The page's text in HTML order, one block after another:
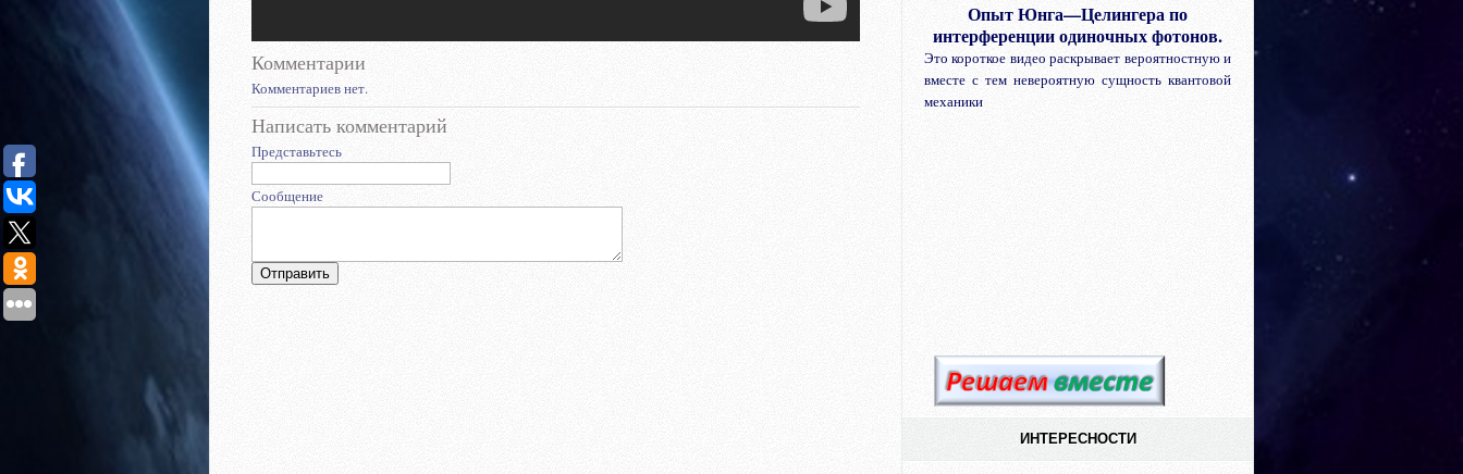
Комментарии
Комментариев нет.
Написать комментарий
Представьтесь
Сообщение
Опыт Юнга—Целингера по
интерференции одиночных фотонов.
Это короткое видео раскрывает вероятностную и
вместе с тем невероятную сущность квантовой
механики
ИНТЕРЕСНОСТИ